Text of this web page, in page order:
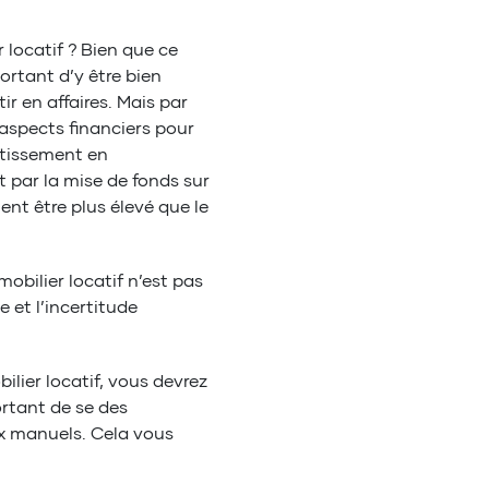
locatif ? Bien que ce
d’y être bien
en affaires. Mais par
financiers pour
en
par la mise de fonds sur
être plus élevé que le
locatif n’est pas
et l’incertitude
locatif, vous devrez
de se des
manuels. Cela vous